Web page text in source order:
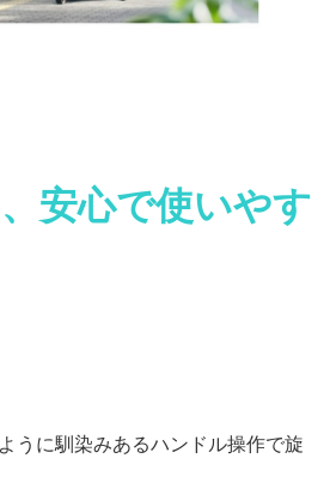
安心で使いやす
うに馴染みあるハンドル操作で旋